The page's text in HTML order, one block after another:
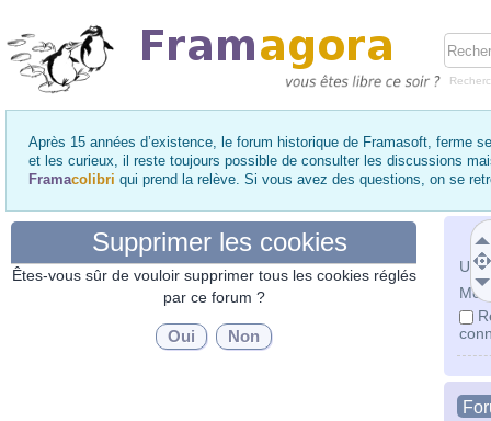
Après 15 années d’existence, le forum historique de Framasoft, ferme
et les curieux, il reste toujours possible de consulter les discussions
Framacolibri qui prend la relève. Si vous avez des questions, on se
Mot
Supprimer les cookies
Êtes-vous sûr de vouloir supprimer tous les cookies réglés
par ce forum ?